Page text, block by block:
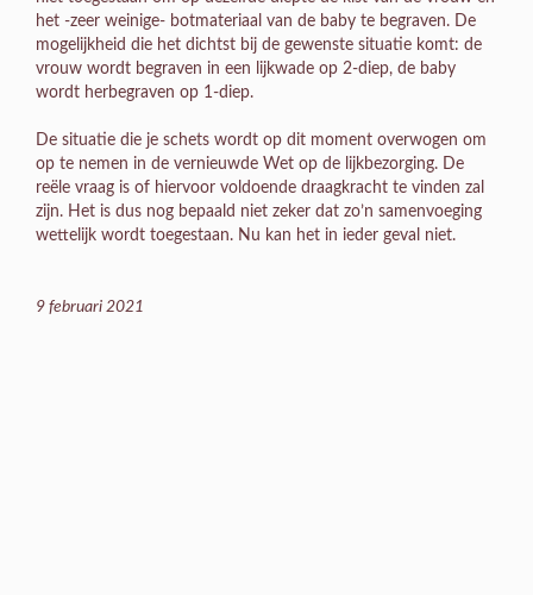
het -zeer weinige- botmateriaal van de baby te begraven. De
mogelijkheid die het dichtst bij de gewenste situatie komt: de
vrouw wordt begraven in een lijkwade op 2-diep, de baby
wordt herbegraven op 1-diep.
De situatie die je schets wordt op dit moment overwogen om
op te nemen in de vernieuwde Wet op de lijkbezorging. De
reële vraag is of hiervoor voldoende draagkracht te vinden zal
zijn. Het is dus nog bepaald niet zeker dat zo’n samenvoeging
wettelijk wordt toegestaan. Nu kan het in ieder geval niet.
9 februari 2021